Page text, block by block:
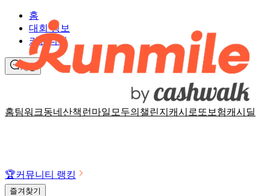
홈팀워크동네산책 런마일 모두의챌린지 캐시로또 보험캐시딜
홈
대회 정보
커뮤니티
채팅
🏆커뮤니티 랭킹
즐겨찾기